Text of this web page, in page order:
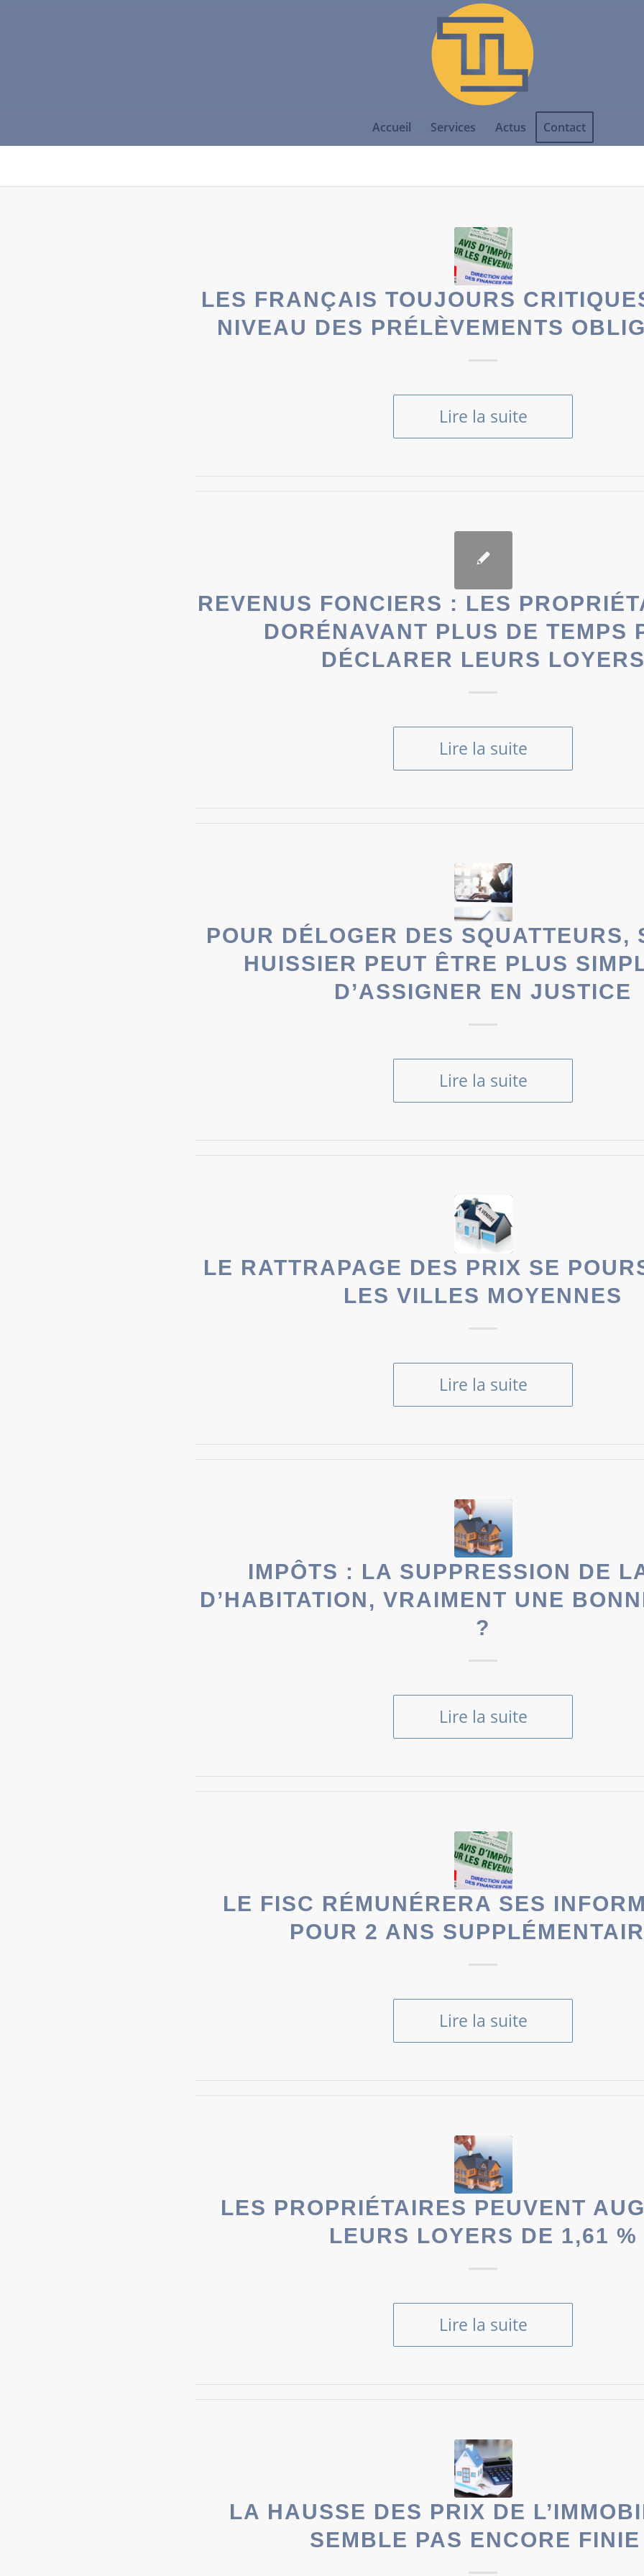
Accueil Services Actus Contact
LES FRANÇAIS TOUJOURS
NIVEAU DES PRÉLÈVEMENTS
Lire la suite
REVENUS FONCIERS : LES
DORÉNAVANT PLUS DE TEMPS
DÉCLARER LEURS LOYERS
Lire la suite
POUR DÉLOGER DES SQUATTEURS,
HUISSIER PEUT ÊTRE PLUS
D’ASSIGNER EN JUSTICE
Lire la suite
LE RATTRAPAGE DES PRIX SE
LES VILLES MOYENNES
Lire la suite
IMPÔTS : LA SUPPRESSION DE
D’HABITATION, VRAIMENT UNE
?
Lire la suite
LE FISC RÉMUNÉRERA SES
POUR 2 ANS
Lire la suite
LES PROPRIÉTAIRES PEUVENT
LEURS LOYERS DE 1,61 %
Lire la suite
LA HAUSSE DES PRIX DE
SEMBLE PAS ENCORE FINIE